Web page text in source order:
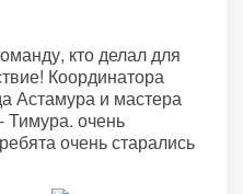
кто делал для
Координатора
Астамура и мастера
Тимура. очень
очень старались